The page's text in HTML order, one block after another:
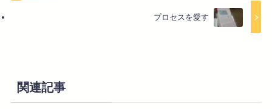
プロセスを愛す
関連記事